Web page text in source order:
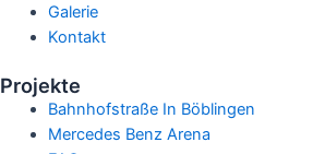
Galerie
Kontakt
Projekte
Bahnhofstraße In Böblingen
Mercedes Benz Arena